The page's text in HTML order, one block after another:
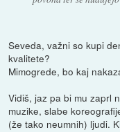
Seveda, važni so kupi
kvalitete?
Mimogrede, bo kaj
Vidiš, jaz pa bi mu zaprl
muzike, slabe
(že tako neumnih) ljudi.